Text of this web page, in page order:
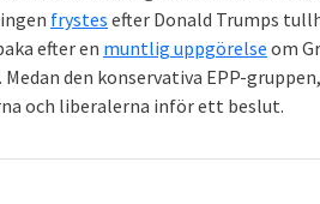
frystes efter Donald Trumps
efter en muntlig uppgörelse om
Medan den konservativa EPP-
och liberalerna inför ett beslut.